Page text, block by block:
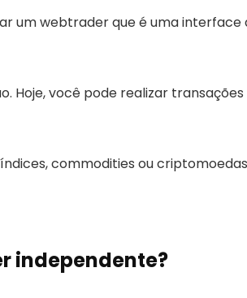
um webtrader que é uma interface
Hoje, você pode realizar
commodities ou
independente?